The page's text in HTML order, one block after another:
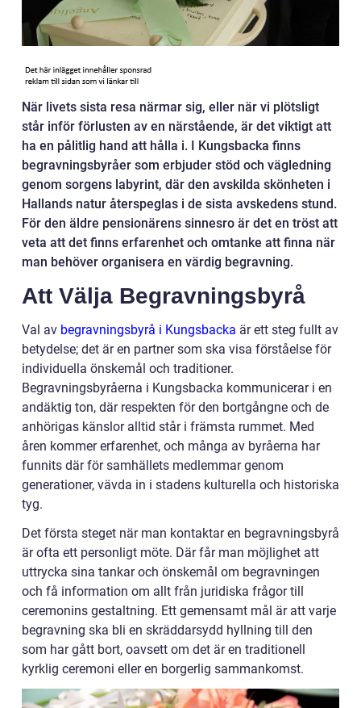
När livets sista resa närmar sig, eller när vi plötsligt
står inför förlusten av en närstående, är det viktigt att
ha en pålitlig hand att hålla i. I Kungsbacka finns
begravningsbyråer som erbjuder stöd och vägledning
genom sorgens labyrint, där den avskilda skönheten i
Hallands natur återspeglas i de sista avskedens stund.
För den äldre pensionärens sinnesro är det en tröst att
veta att det finns erfarenhet och omtanke att finna när
man behöver organisera en värdig begravning.
Att Välja Begravningsbyrå
Val av begravningsbyrå i Kungsbacka är ett steg fullt av
betydelse; det är en partner som ska visa förståelse för
individuella önskemål och traditioner.
Begravningsbyråerna i Kungsbacka kommunicerar i en
andäktig ton, där respekten för den bortgångne och de
anhörigas känslor alltid står i främsta rummet. Med
åren kommer erfarenhet, och många av byråerna har
funnits där för samhällets medlemmar genom
generationer, vävda in i stadens kulturella och historiska
tyg.
Det första steget när man kontaktar en begravningsbyrå
är ofta ett personligt möte. Där får man möjlighet att
uttrycka sina tankar och önskemål om begravningen
och få information om allt från juridiska frågor till
ceremonins gestaltning. Ett gemensamt mål är att varje
begravning ska bli en skräddarsydd hyllning till den
som har gått bort, oavsett om det är en traditionell
kyrklig ceremoni eller en borgerlig sammankomst.